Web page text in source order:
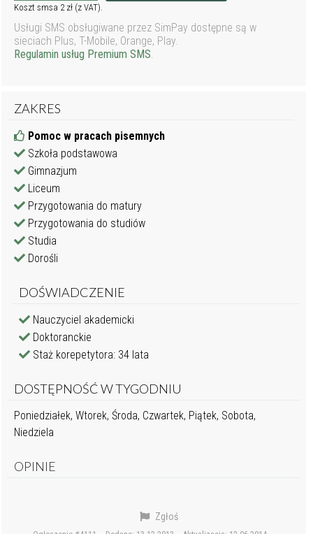
Koszt smsa 2 zł (z VAT).
Usługi SMS obsługiwane przez SimPay dostępne są w
sieciach Plus, T-Mobile, Orange, Play.
Regulamin usług Premium SMS.
ZAKRES
Pomoc w pracach pisemnych
Szkoła podstawowa
Gimnazjum
Liceum
Przygotowania do matury
Przygotowania do studiów
Studia
Dorośli
DOŚWIADCZENIE
Nauczyciel akademicki
Doktoranckie
Staż korepetytora: 34 lata
DOSTĘPNOŚĆ W TYGODNIU
Poniedziałek, Wtorek, Środa, Czwartek, Piątek, Sobota,
Niedziela
OPINIE
Zgłoś